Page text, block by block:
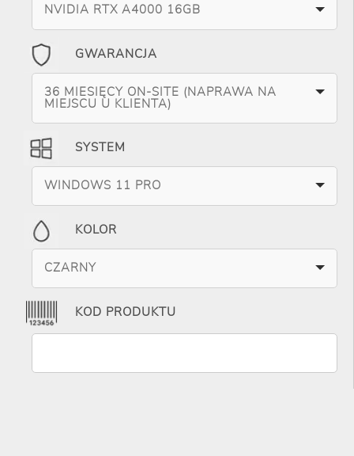
NVIDIA RTX A4000 16GB
GWARANCJA
36 MIESIĘCY ON-SITE (NAPRAWA NA
MIEJSCU U KLIENTA)
SYSTEM
WINDOWS 11 PRO
KOLOR
CZARNY
KOD PRODUKTU